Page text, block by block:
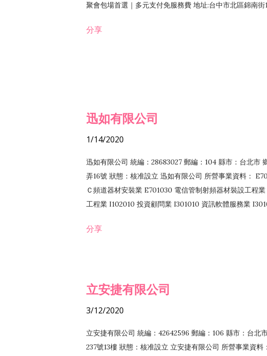
聚會包場首選｜多元支付免服務費 地址:台中市北區錦南街
分享
迅如有限公司
1/14/2020
迅如有限公司 統編：28683027 郵編：104 縣市：台北市
弄16號 狀態：核准設立 迅如有限公司 所營事業資料：
Ｃ頻道器材安裝業 E701030 電信管制射頻器材裝設工程
工程業 I102010 投資顧問業 I301010 資訊軟體服務業
務 F102030 菸酒批發業 F203020 菸酒零售業 F401171 酒
分享
立安捷有限公司
3/12/2020
立安捷有限公司 統編：42642596 郵編：106 縣市：台北
237號13樓 狀態：核准設立 立安捷有限公司 所營事業資